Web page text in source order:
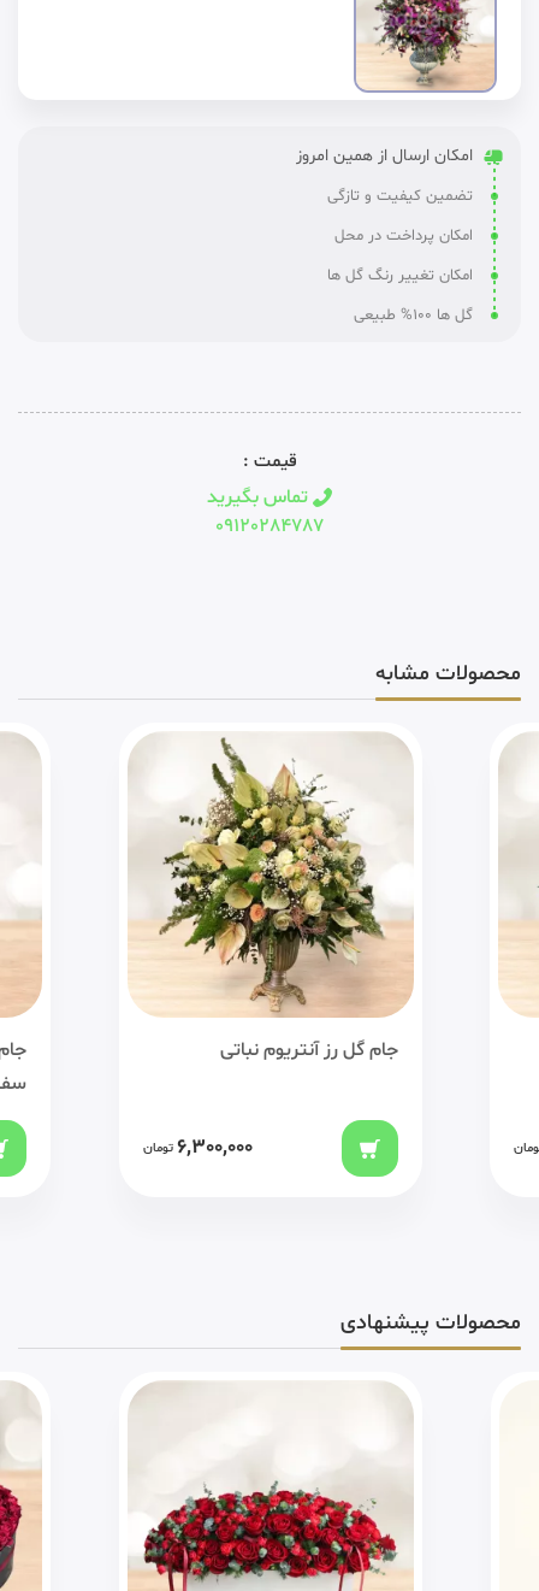
امکان ارسال از همین امروز
تضمین کیفیت و تازگی
امکان پرداخت در محل
امکان تغییر رنگ گل ها
گل ها 100% طبیعی
قیمت :
تماس بگیرید
09120284787
محصولات مشابه
جام گل رز آنتریوم نباتی
6,300,000 تومان
محصولات پیشنهادی